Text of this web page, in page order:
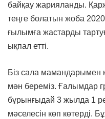
байқау жарияланды.
теңге болатын жоба
ғылымға жастарды
ықпал етті.
Біз сала мамандарымен
мән береміз. Ғалымдар
бұрынғыдай 3 жылда 1
мәселесін көп көтерді.